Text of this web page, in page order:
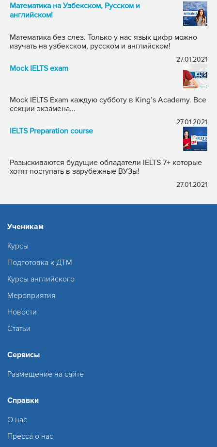
Математика на Узбекском, Русском и
английском!
Математика без слез. Только у нас язык цифр можно
изучать на узбекском, русском и английском!
27.01.2021
Mock IELTS exam
Mock IELTS Exam каждую субботу в King’s Academy. Все
секции экзамена...
27.01.2021
IELTS Preparation course
Разыскиваются будущие обладатели IELTS 7+ которые
хотят поступать в зарубежные ВУЗы!
27.01.2021
Ученикам
Курсы
Подготовка к ДТМ
Курсы английского
Мероприятия
Новости
Статьи
Сервисы
Размещение на сайте
Справки
О нас
Пресса о нас